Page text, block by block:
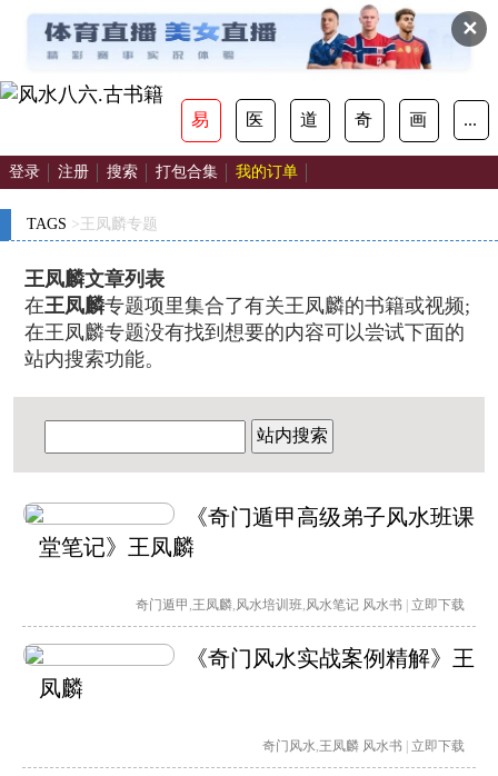
✕
易 医 道 奇 画 ...
登录 注册 搜索 打包合集 我的订单
TAGS >王凤麟专题
王凤麟文章列表
在王凤麟专题项里集合了有关王凤麟的书籍或视频;
在王凤麟专题没有找到想要的内容可以尝试下面的
站内搜索功能。
站内搜索
《奇门遁甲高级弟子风水班课
堂笔记》王凤麟
奇门遁甲 ,王凤麟,风水培训班,风水笔记 风水书 立即下载
《奇门风水实战案例精解》王
凤麟
奇门风水,王凤麟 风水书 立即下载